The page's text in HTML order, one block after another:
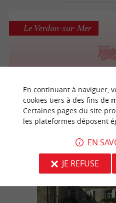
Le Verdon-sur-Mer
En continuant à naviguer,
cookies tiers à des fins de
Certaines pages du site
les plateformes déposent
EN
JE REFUSE